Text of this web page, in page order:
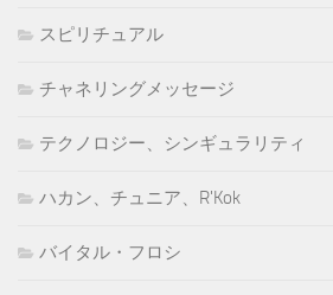
スピリチュアル
チャネリングメッセージ
テクノロジー、シンギュラリティ
ハカン、チュニア、R'Kok
バイタル・フロシ